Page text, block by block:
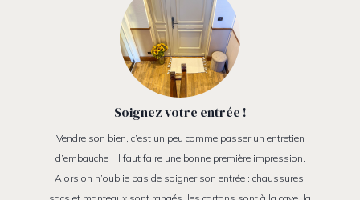
Soignez votre entrée !
Vendre son bien, c’est un peu comme passer un entretien
d’embauche : il faut faire une bonne première impression.
Alors on n’oublie pas de soigner son entrée : chaussures,